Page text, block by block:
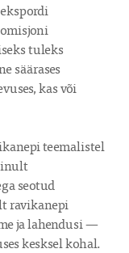
tuleks
säärases
kas või
teemalistel
seotud
ravikanepi
ja lahendusi —
kesksel kohal.